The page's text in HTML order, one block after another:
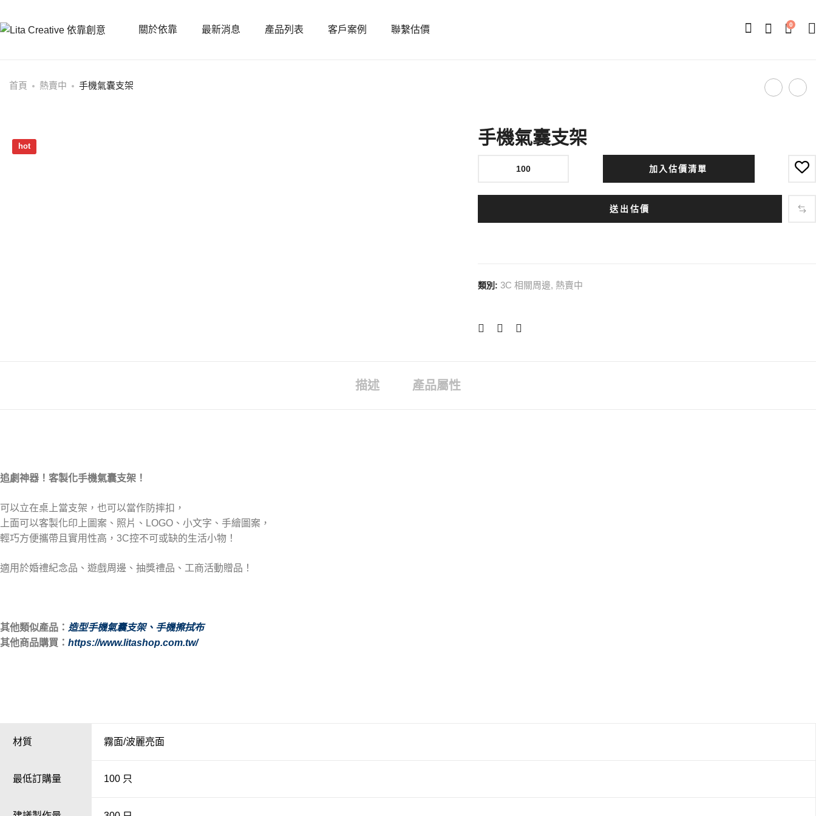
關於依靠 最新消息 產品列表 客戶案例 聯繫估價 0
首頁 熱賣中 手機氣囊支架
邀
/
手
布
hot 手機氣囊支架
加入估價清單
送出估價
類別: 3C 相關周邊, 熱賣中
描述 產品屬性
追劇神器！客製化手機氣囊支架！
可以立在桌上當支架，也可以當作防摔扣，
上面可以客製化印上圖案、照片、LOGO、小文字、手繪圖案，
輕巧方便攜帶且實用性高，3C控不可或缺的生活小物！
適用於婚禮紀念品、遊戲周邊、抽獎禮品、工商活動贈品！
其他類似產品： 造型手機氣囊支架、 手機擦拭布
其他商品購買： https://www.litashop.com.tw/
材質 霧面/波麗亮面
最低訂購量 100 只